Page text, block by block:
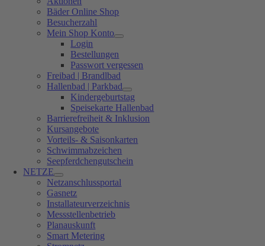
Bäder Online Shop
Besucherzahl
Mein Shop Konto
Login
Bestellungen
Passwort vergessen
Freibad | Brandlbad
Hallenbad | Parkbad
Kindergeburtstag
Speisekarte Hallenbad
Barrierefreiheit & Inklusion
Kursangebote
Vorteils- & Saisonkarten
Schwimmabzeichen
Seepferdchengutschein
NETZE
Netzanschlussportal
Gasnetz
Installateurverzeichnis
Messstellenbetrieb
Planauskunft
Smart Metering